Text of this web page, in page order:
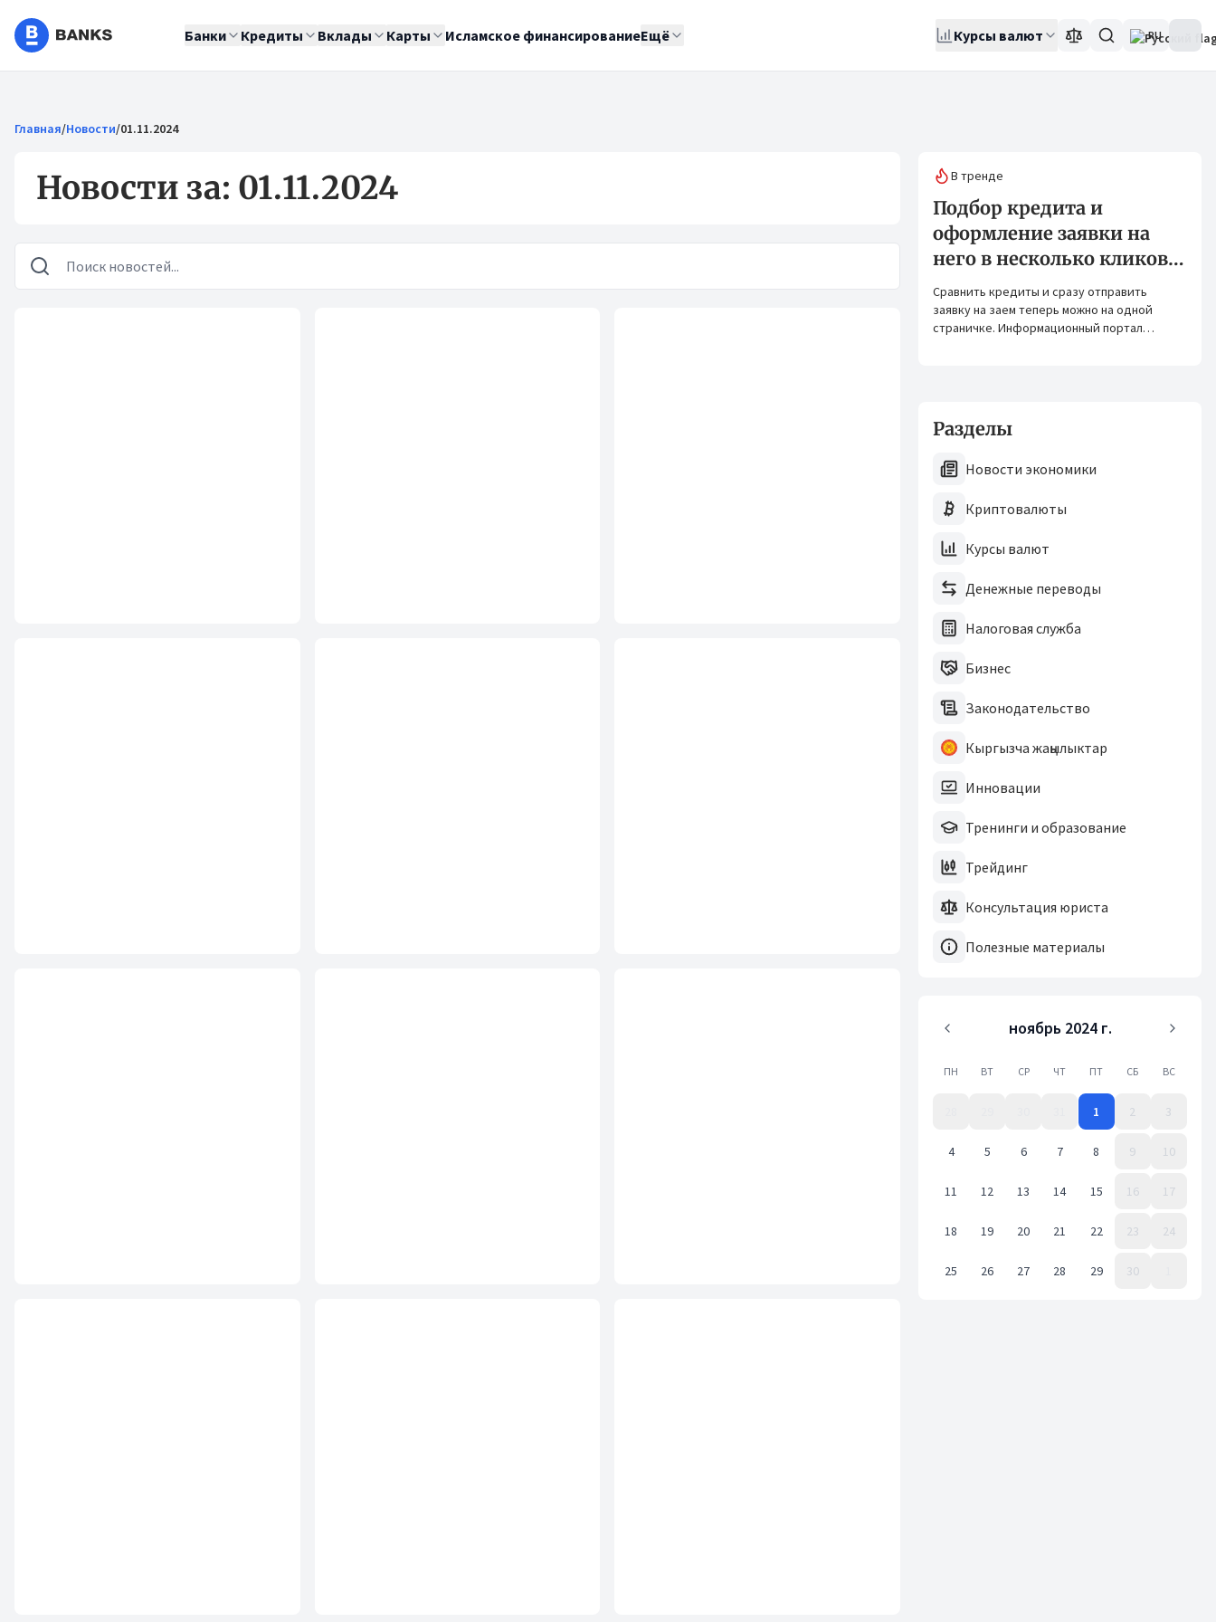
Банки Кредиты Вклады Карты Исламское финансированиеЕщё Курсы валют RU
Главная/Новости/01.11.2024
Новости за: 01.11.2024 В тренде
Подбор кредита и
оформление заявки на
него в несколько кликов:
Banks.kg и Bank.kg стали
партнерами
Сравнить кредиты и сразу отправить
заявку на заем теперь можно на одной
страничке. Информационный портал
Разделы
Новости экономики
Криптовалюты
Курсы валют
Денежные переводы
Налоговая служба
Бизнес
Законодательство
Кыргызча жаңылыктар
Инновации
Тренинги и образование
Трейдинг
Консультация юриста
Полезные материалы
ноябрь 2024 г.
ПН ВТ СР ЧТ ПТ СБ ВС
1 2 3
4 5 6 7 8 9 10
11 12 13 14 15 16 17
18 19 20 21 22 23 24
25 26 27 28 29 30